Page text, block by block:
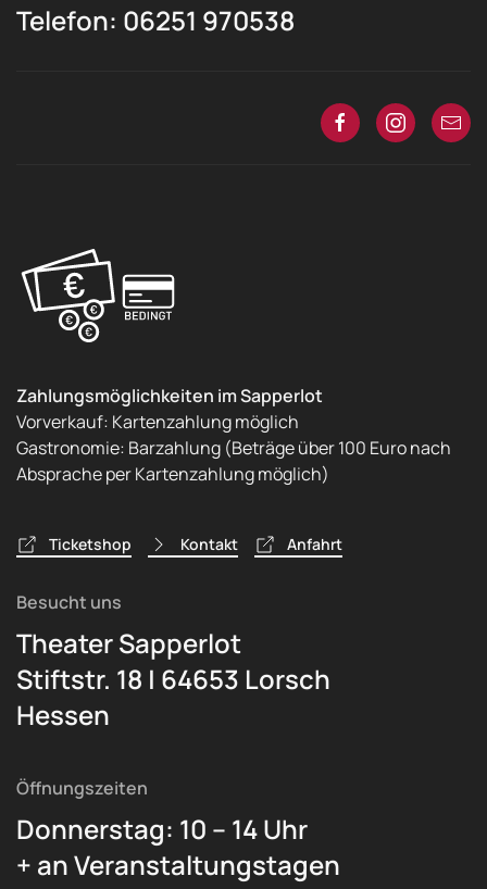
Telefon: 06251 970538
Zahlungsmöglichkeiten im Sapperlot
Vorverkauf: Kartenzahlung möglich
Gastronomie: Barzahlung (Beträge über 100 Euro nach
Absprache per Kartenzahlung möglich)
Ticketshop Kontakt Anfahrt
Besucht uns
Theater Sapperlot
Stiftstr. 18 | 64653 Lorsch
Hessen
Öffnungszeiten
Donnerstag: 10 – 14 Uhr
+ an Veranstaltungstagen